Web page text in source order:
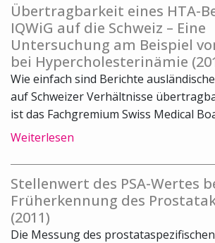
Übertragbarkeit eines HTA-
IQWiG auf die Schweiz – Eine
Untersuchung am Beispiel
bei Hypercholesterinämie
Wie einfach sind Berichte
auf Schweizer Verhältnisse
ist das Fachgremium Swiss Medical
Weiterlesen
Stellenwert des PSA-Wertes
Früherkennung des
(2011)
Die Messung des